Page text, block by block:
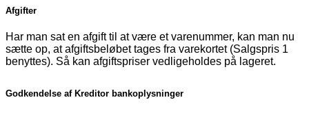
Afgifter
Har man sat en afgift til at være et varenummer, kan man nu
sætte op, at afgiftsbeløbet tages fra varekortet (Salgspris 1
benyttes). Så kan afgiftspriser vedligeholdes på lageret.
Godkendelse af Kreditor bankoplysninger